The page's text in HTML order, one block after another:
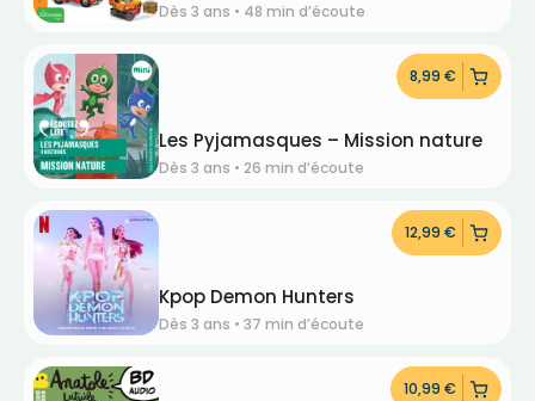
Dès 3 ans • 48 min d’écoute
8,99 €
Les Pyjamasques – Mission nature
Dès 3 ans • 26 min d’écoute
12,99 €
Kpop Demon Hunters
Dès 3 ans • 37 min d’écoute
10,99 €